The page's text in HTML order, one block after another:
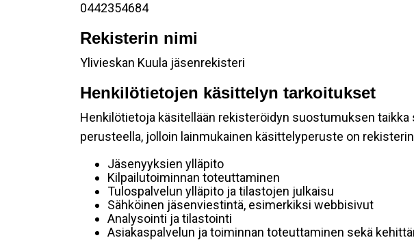
0442354684
Rekisterin nimi
Ylivieskan Kuula jäsenrekisteri
Henkilötietojen käsittelyn tarkoitukset
Henkilötietoja käsitellään rekisteröidyn suostumuksen
perusteella, jolloin lainmukainen käsittelyperuste on
Jäsenyyksien ylläpito
Kilpailutoiminnan toteuttaminen
Tulospalvelun ylläpito ja tilastojen julkaisu
Sähköinen jäsenviestintä, esimerkiksi webbisivut
Analysointi ja tilastointi
Asiakaspalvelun ja toiminnan toteuttaminen sekä